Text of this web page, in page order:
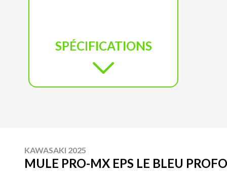
SPÉCIFICATIONS
KAWASAKI 2025
MULE PRO-MX EPS LE BLEU